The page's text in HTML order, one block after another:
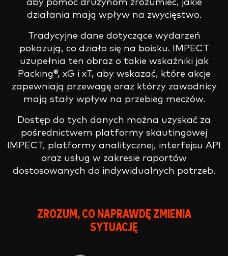
aby pomóc drużynom zrozumieć, jakie
działania mają wpływ na zwycięstwo.
Tradycyjne dane dotyczące wydarzeń
pokazują, co działo się na boisku. IMPECT
uzupełnia ten obraz o takie wskaźniki jak
Packing®, xG i xT, aby wskazać, które akcje
zapewniają przewagę oraz którzy zawodnicy
mają stały wpływ na przebieg meczów.
Dostęp do tych danych można uzyskać za
pośrednictwem platformy skautingowej
IMPECT, platformy analitycznej, interfejsu API
oraz usług w zakresie raportów
dostosowanych do indywidualnych potrzeb.
ZROZUM, CO NAPRAWDĘ ZMIENIA
SYTUACJĘ